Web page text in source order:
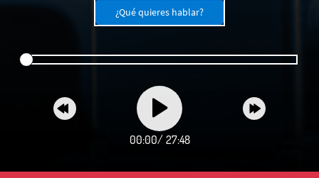
¿Qué quieres hablar?
00:00/ 27:48